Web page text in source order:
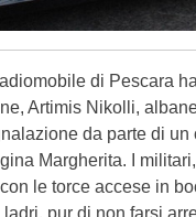
di Pescara
Artimis Nikolli,
da parte di
Margherita. I
le torce accese in
pur di non farsi